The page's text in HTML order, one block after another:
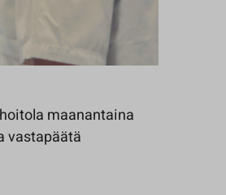
maanantaina
vastapäätä